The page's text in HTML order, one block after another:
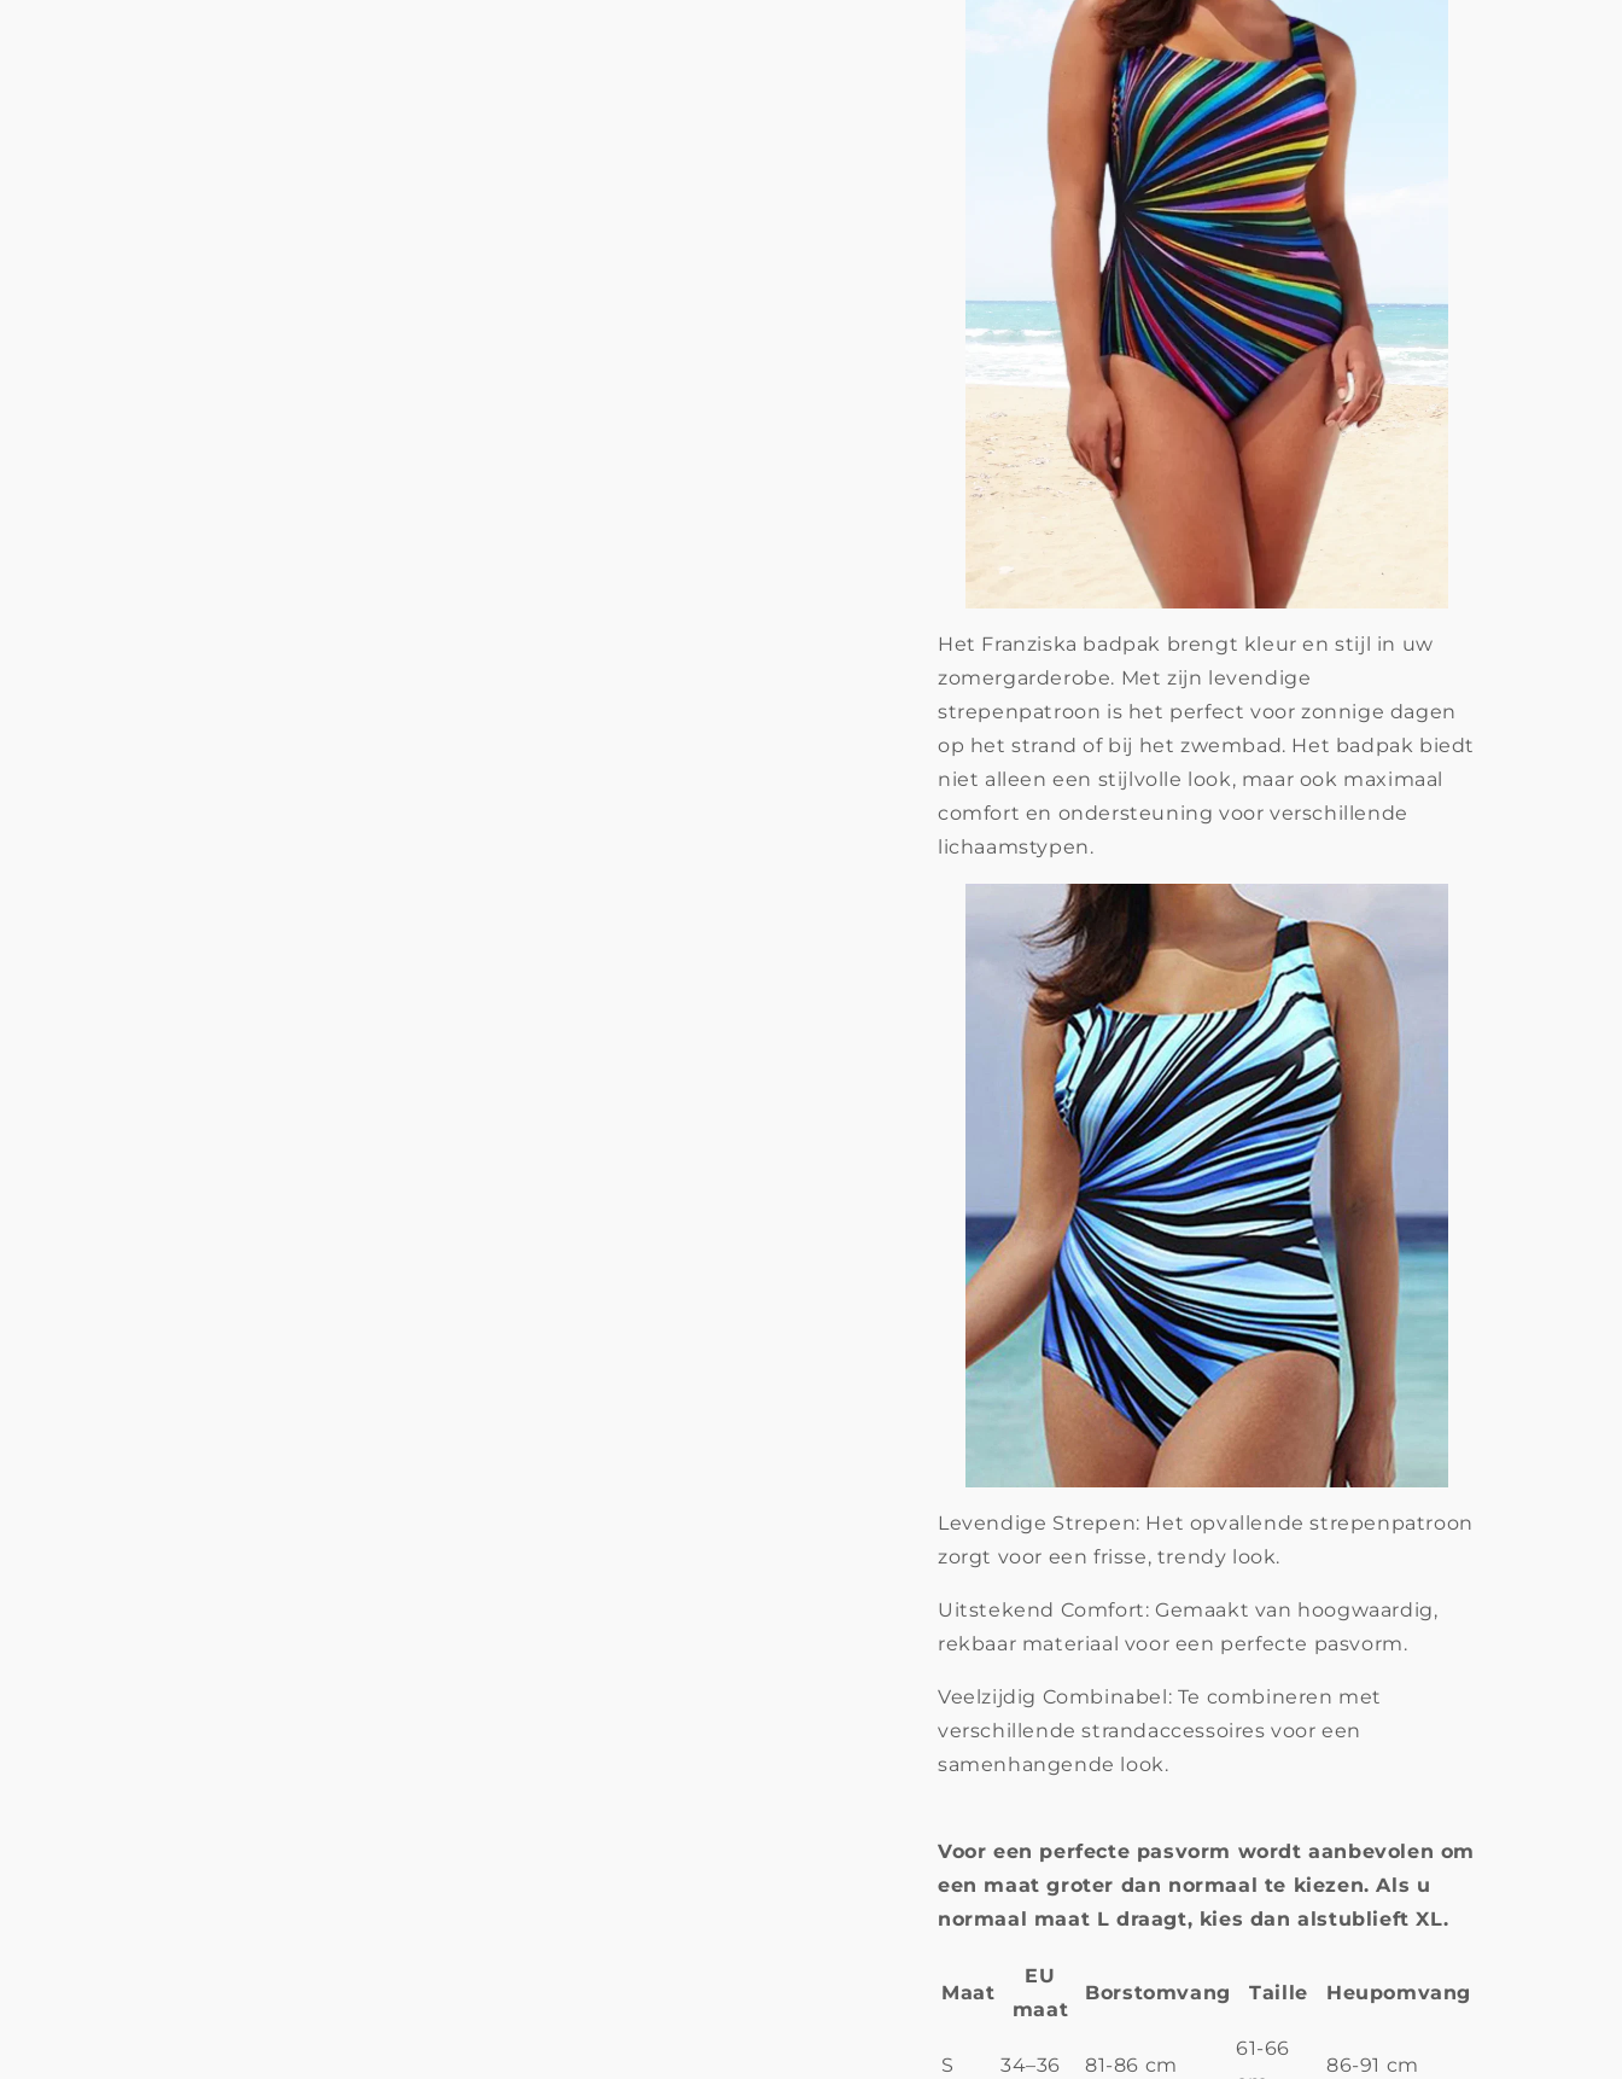
Het Franziska badpak brengt kleur en stijl in uw
zomergarderobe. Met zijn levendige
strepenpatroon is het perfect voor zonnige dagen
op het strand of bij het zwembad. Het badpak biedt
niet alleen een stijlvolle look, maar ook maximaal
comfort en ondersteuning voor verschillende
lichaamstypen.
Levendige Strepen: Het opvallende strepenpatroon
zorgt voor een frisse, trendy look.
Uitstekend Comfort: Gemaakt van hoogwaardig,
rekbaar materiaal voor een perfecte pasvorm.
Veelzijdig Combinabel: Te combineren met
verschillende strandaccessoires voor een
samenhangende look.
Voor een perfecte pasvorm wordt aanbevolen om
een maat groter dan normaal te kiezen. Als u
normaal maat L draagt, kies dan alstublieft XL.
Maat
EU
maat
Borstomvang Taille Heupomvang
S 34–36 81-86 cm
61-66
86-91 cm